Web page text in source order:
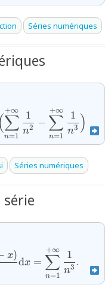
Séries numériques
(
n=1
∑
+∞
n2
1
−
n=1
∑
+∞
n3
1 )
Séries numériques
x)
dx =
n=1
∑
+∞
n3
1
.